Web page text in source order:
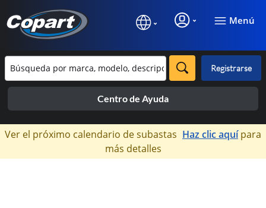
Menú
Registrarse
Centro de Ayuda
×
Ver el próximo calendario de subastas Haz clic aquípara
más detalles